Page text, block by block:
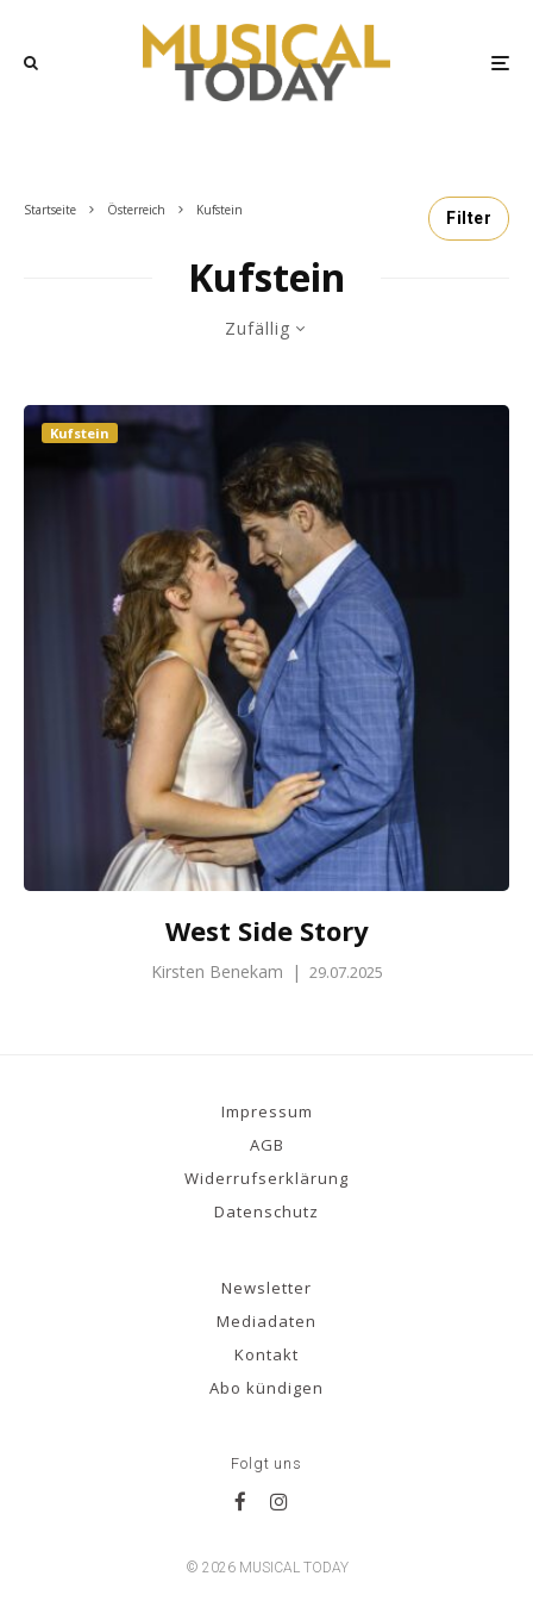
Startseite Österreich Kufstein Filter
Kufstein
Zufällig
Kufstein
West Side Story
Kirsten Benekam | 29.07.2025
Impressum
AGB
Widerrufserklärung
Datenschutz
Newsletter
Mediadaten
Kontakt
Abo kündigen
Folgt uns
© 2026 MUSICAL TODAY